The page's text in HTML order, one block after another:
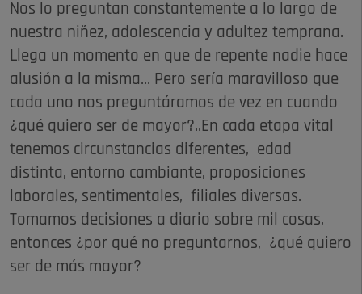
Nos lo preguntan constantemente a lo largo de
nuestra niñez, adolescencia y adultez temprana.
Llega un momento en que de repente nadie hace
alusión a la misma... Pero sería maravilloso que
cada uno nos preguntáramos de vez en cuando
¿qué quiero ser de mayor?..En cada etapa vital
tenemos circunstancias diferentes, edad
distinta, entorno cambiante, proposiciones
laborales, sentimentales, filiales diversas.
Tomamos decisiones a diario sobre mil cosas,
entonces ¿por qué no preguntarnos, ¿qué quiero
ser de más mayor?